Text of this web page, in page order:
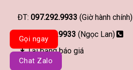
ĐT: 097.292.9933 (Giờ hành chính)
097.292.9933 (Ngọc Lan)
Tải bảng báo giá
Gọi ngay
Chat Zalo